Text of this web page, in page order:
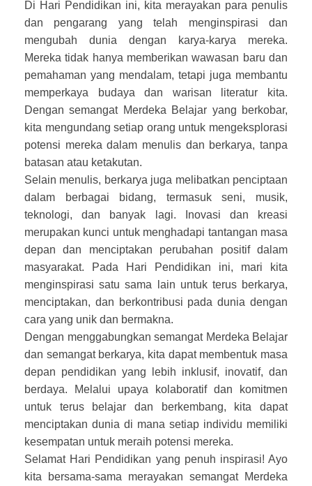
Di Hari Pendidikan ini, kita merayakan para penulis
dan pengarang yang telah menginspirasi dan
mengubah dunia dengan karya-karya mereka.
Mereka tidak hanya memberikan wawasan baru dan
pemahaman yang mendalam, tetapi juga membantu
memperkaya budaya dan warisan literatur kita.
Dengan semangat Merdeka Belajar yang berkobar,
kita mengundang setiap orang untuk mengeksplorasi
potensi mereka dalam menulis dan berkarya, tanpa
batasan atau ketakutan.
Selain menulis, berkarya juga melibatkan penciptaan
dalam berbagai bidang, termasuk seni, musik,
teknologi, dan banyak lagi. Inovasi dan kreasi
merupakan kunci untuk menghadapi tantangan masa
depan dan menciptakan perubahan positif dalam
masyarakat. Pada Hari Pendidikan ini, mari kita
menginspirasi satu sama lain untuk terus berkarya,
menciptakan, dan berkontribusi pada dunia dengan
cara yang unik dan bermakna.
Dengan menggabungkan semangat Merdeka Belajar
dan semangat berkarya, kita dapat membentuk masa
depan pendidikan yang lebih inklusif, inovatif, dan
berdaya. Melalui upaya kolaboratif dan komitmen
untuk terus belajar dan berkembang, kita dapat
menciptakan dunia di mana setiap individu memiliki
kesempatan untuk meraih potensi mereka.
Selamat Hari Pendidikan yang penuh inspirasi! Ayo
kita bersama-sama merayakan semangat Merdeka